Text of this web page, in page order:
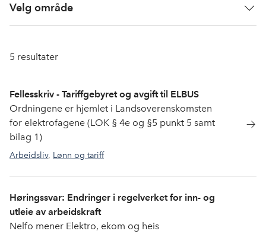
Velg område
5 resultater
Fellesskriv - Tariffgebyret og avgift til ELBUS
Ordningene er hjemlet i Landsoverenskomsten
for elektrofagene (LOK § 4e og §5 punkt 5 samt
bilag 1)
Arbeidsliv, Lønn og tariff
Høringssvar: Endringer i regelverket for inn- og
utleie av arbeidskraft
Nelfo mener Elektro, ekom og heis